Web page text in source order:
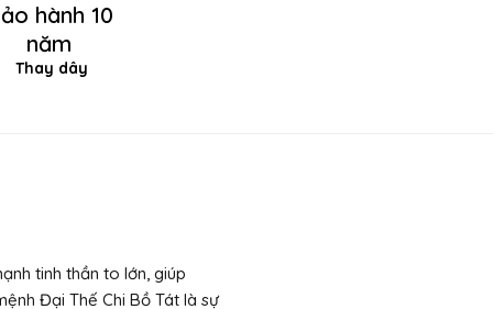
hành 10
năm
Thay dây
tinh thần to lớn, giúp
Đại Thế Chi Bồ Tát là sự